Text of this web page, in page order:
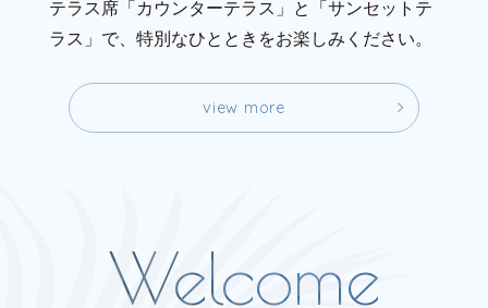
テラス席「カウンターテラス」と「サンセットテ
ラス」で、特別なひとときをお楽しみください。
view more